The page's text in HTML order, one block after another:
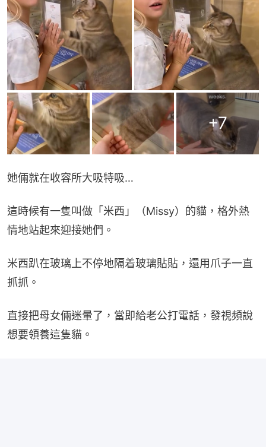
+7
她倆就在收容所大吸特吸…
這時候有一隻叫做「米西」（Missy）的貓，格外熱
情地站起來迎接她們。
米西趴在玻璃上不停地隔着玻璃貼貼，還用爪子一直
抓抓。
直接把母女倆迷暈了，當即給老公打電話，發視頻說
想要領養這隻貓。